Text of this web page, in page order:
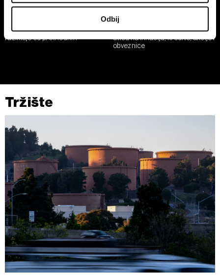
U svakom trenutku možete da promenite ili povučete
saglasnost u Deklaraciji o kolačićima.
Zajednički rukovaoci su HD-WIN ARENA SPORT d.o.o. i
Kolačiće u bilo kojem trenutku možete ponovno ažurirati
klikom na „Prikaži detalje“. Pristanak možete u bilo kojem
trenutku opozvati bez negativnih posledica.
Odbij
Po čemu se tekući pad bitcoina
razlikuje od prethodnih
Kamatne stope Feda i ECB: kako
utiču na inflaciju, kredite, akcije i
obveznice
Tržište